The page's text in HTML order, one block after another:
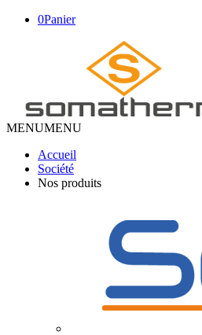
0Panier
MENUMENU
Accueil
Société
Nos produits